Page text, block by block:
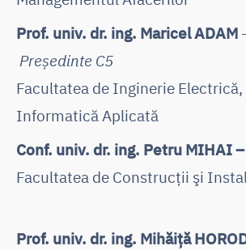
Prof. univ. dr. ing. Maricel ADAM
Președinte C5
Facultatea de Inginerie Electrică,
Informatică Aplicată
Conf. univ. dr. ing. Petru MIHAI –
Facultatea de Construcţii şi
Prof. univ. dr. ing. Mihăiță